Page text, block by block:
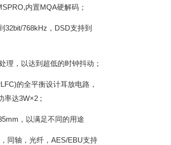
内置MQA硬解码；
32bit/768kHz，DSD支持到
理，以达到超低的时钟抖动；
的全平衡设计耳放电路，
率达3W×2 ;
，以满足不同的用途
同轴，光纤，AES/EBU支持